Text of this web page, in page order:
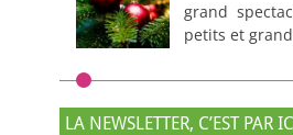
grand
petits et
LA NEWSLETTER, C’EST PAR